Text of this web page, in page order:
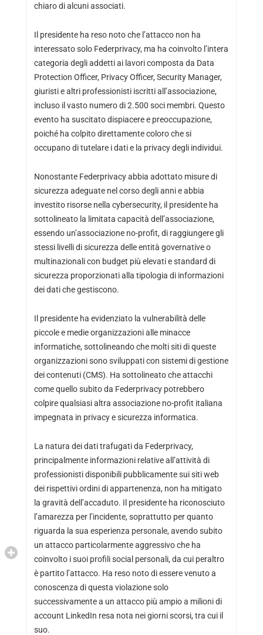
chiaro di alcuni associati.
Il presidente ha reso noto che l’attacco non ha
interessato solo Federprivacy, ma ha coinvolto l’intera
categoria degli addetti ai lavori composta da Data
Protection Officer, Privacy Officer, Security Manager,
giuristi e altri professionisti iscritti all’associazione,
incluso il vasto numero di 2.500 soci membri. Questo
evento ha suscitato dispiacere e preoccupazione,
poiché ha colpito direttamente coloro che si
occupano di tutelare i dati e la privacy degli individui.
Nonostante Federprivacy abbia adottato misure di
sicurezza adeguate nel corso degli anni e abbia
investito risorse nella cybersecurity, il presidente ha
sottolineato la limitata capacità dell’associazione,
essendo un’associazione no-profit, di raggiungere gli
stessi livelli di sicurezza delle entità governative o
multinazionali con budget più elevati e standard di
sicurezza proporzionati alla tipologia di informazioni
dei dati che gestiscono.
Il presidente ha evidenziato la vulnerabilità delle
piccole e medie organizzazioni alle minacce
informatiche, sottolineando che molti siti di queste
organizzazioni sono sviluppati con sistemi di gestione
dei contenuti (CMS). Ha sottolineato che attacchi
come quello subito da Federprivacy potrebbero
colpire qualsiasi altra associazione no-profit italiana
impegnata in privacy e sicurezza informatica.
La natura dei dati trafugati da Federprivacy,
principalmente informazioni relative all’attività di
professionisti disponibili pubblicamente sui siti web
dei rispettivi ordini di appartenenza, non ha mitigato
la gravità dell’accaduto. Il presidente ha riconosciuto
l’amarezza per l’incidente, soprattutto per quanto
riguarda la sua esperienza personale, avendo subito
un attacco particolarmente aggressivo che ha
coinvolto i suoi profili social personali, da cui peraltro
è partito l’attacco. Ha reso noto di essere venuto a
conoscenza di questa violazione solo
successivamente a un attacco più ampio a milioni di
account LinkedIn resa nota nei giorni scorsi, tra cui il
suo.